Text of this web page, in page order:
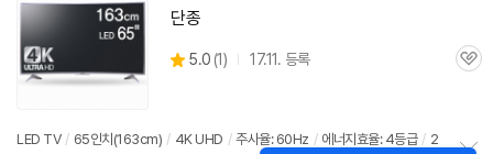
단종
별
5.0 (상
뷰
1) 17.11. 등록
관
LED TV / 65인치 (163cm) / 4K UHD / 주사율: 60Hz / 에너지효율: 4등급 / 2